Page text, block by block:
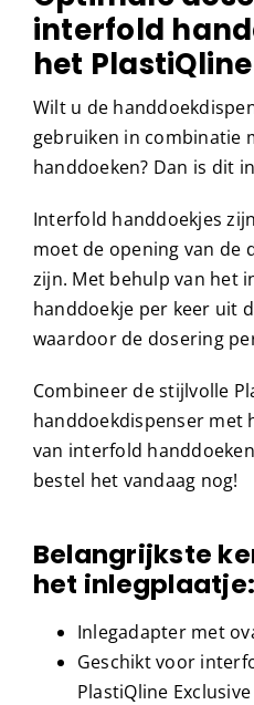
interfold
het
Wilt u de
gebruiken in combinatie
handdoeken? Dan is dit
Interfold handdoekjes
moet de opening van de
zijn. Met behulp van het
handdoekje per keer uit
waardoor de dosering
Combineer de stijlvolle
handdoekdispenser met
van interfold
bestel het vandaag nog!
Belangrijkste
het inlegplaatje:
Inlegadapter met
Geschikt voor
PlastiQline